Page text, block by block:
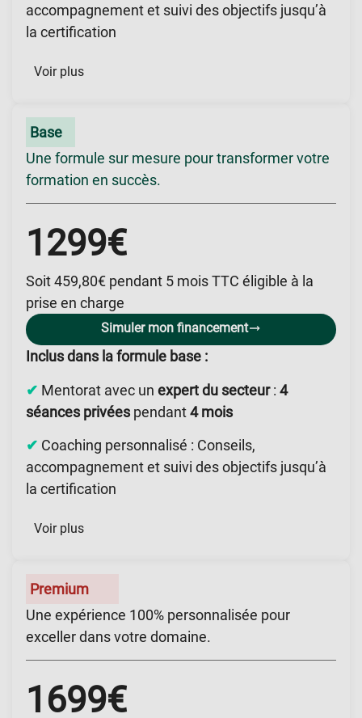
accompagnement et suivi des objectifs jusqu’à
la certification
Voir plus
Base
Une formule sur mesure pour transformer votre
formation en succès.
1299€
Soit 459,80€ pendant 5 mois TTC éligible à la
prise en charge
Simuler mon financement
Inclus dans la formule base :
✔ Mentorat avec un expert du secteur: 4
séances privées pendant4 mois
✔ Coaching personnalisé : Conseils,
accompagnement et suivi des objectifs jusqu’à
la certification
Voir plus
Premium
Une expérience 100% personnalisée pour
exceller dans votre domaine.
1699€